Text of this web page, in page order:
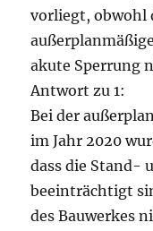
vorliegt, obwohl
akute Sperrung
Antwort zu 1:
Bei der
im Jahr 2020
dass die Stand-
beeinträchtigt
des Bauwerkes